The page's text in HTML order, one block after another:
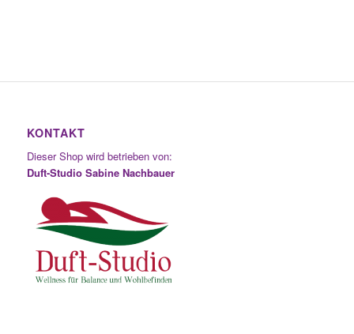
KONTAKT
Dieser Shop wird betrieben von:
Duft-Studio Sabine Nachbauer